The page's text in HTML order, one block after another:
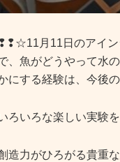
月11日のアイン
、魚がどうやって水
にする経験は、今後
ろいろな楽しい実験
造力がひろがる貴重